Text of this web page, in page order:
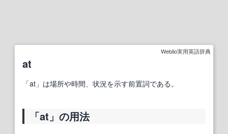
Weblio実用英語辞典
at
「at」は場所や時間、状況を示す前置詞である。
「at」の用法